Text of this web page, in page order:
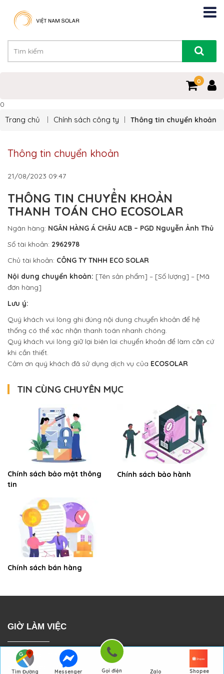
0
Tìm Đường Messenger Gọi điện Zalo Shopee
0
Trang chủ Chính sách công ty Thông tin chuyển khoản
Thông tin chuyển khoản
21/08/2023 09:47
THÔNG TIN CHUYỂN KHOẢN
THANH TOÁN CHO ECOSOLAR
Ngân hàng: NGÂN HÀNG Á CHÂU ACB – PGD Nguyễn Ảnh Thủ
Số tài khoản: 2962978
Chủ tài khoản: CÔNG TY TNHH ECO SOLAR
Nội dung chuyển khoản: [Tên sản phẩm] – [Số lượng] – [Mã
đơn hàng]
Lưu ý:
Quý khách vui lòng ghi đúng nội dung chuyển khoản để hệ
thống có thể xác nhận thanh toán nhanh chóng.
Quý khách vui lòng giữ lại biên lai chuyển khoản để làm căn cứ
khi cần thiết.
Cảm ơn quý khách đã sử dụng dịch vụ của ECOSOLAR
TIN CÙNG CHUYÊN MỤC
Chính sách bảo mật thông
tin
Chính sách bảo hành
Chính sách bán hàng
GIỜ LÀM VIỆC
Sáng: 7:30 - 11:30
Chiều: 13:00 - 21:30